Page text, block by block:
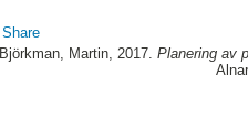
Share
Björkman, Martin, 2017. Planering av